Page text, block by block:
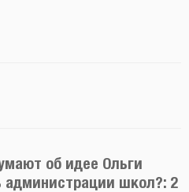
об идее Ольги
администрации школ?: 2